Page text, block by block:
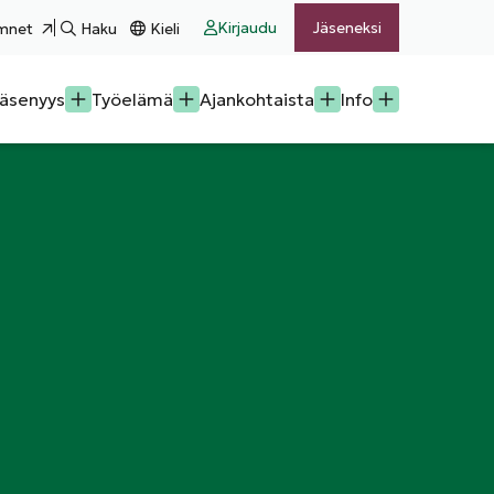
Haku Kieli Kirjaudu Jäseneksi
Työelämä Ajankohtaista Info